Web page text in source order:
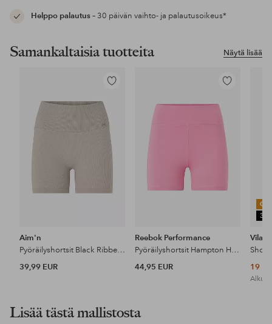
Helppo palautus– 30 päivän vaihto- ja palautusoikeus*
Näytä lisää
Samankaltaisia tuotteita
Lisää
Aim'n
Pyöräilyshortsit Black Ribbed Midi Biker Shorts
39,99 EUR
Lisää
Reebok Performance
Pyöräilyshortsit Hampton Hi.ri Shorts
44,95 EUR
Vila
19
Lisää tästä mallistosta